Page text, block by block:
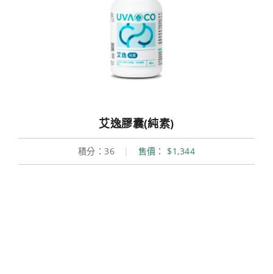
艾逸膠囊(純素)
積分：36 | 售價： $1,344